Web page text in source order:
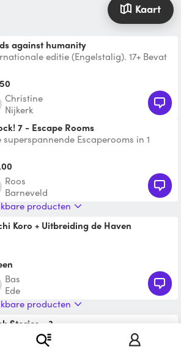
Kaart
against humanity
editie (Engelstalig). 17+ Bevat
agai
Christine
Nijkerk
7 - Escape Rooms
superspannende Escaperooms in 1
. Kijk hier v
Roos
Barneveld
producten
Koro + Uitbreiding de Haven
Bas
Ede
producten
Stories - 3